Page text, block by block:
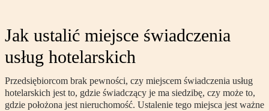
Jak ustalić miejsce świadczenia
usług hotelarskich
Przedsiębiorcom brak pewności, czy miejscem świadczenia usług
hotelarskich jest to, gdzie świadczący je ma siedzibę, czy może to,
gdzie położona jest nieruchomość. Ustalenie tego miejsca jest ważne